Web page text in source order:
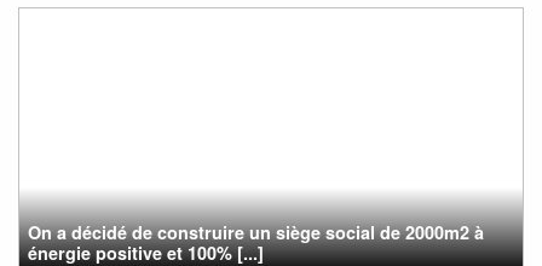
On a décidé de construire un siège social de 2000m2 à
énergie positive et 100% [...]